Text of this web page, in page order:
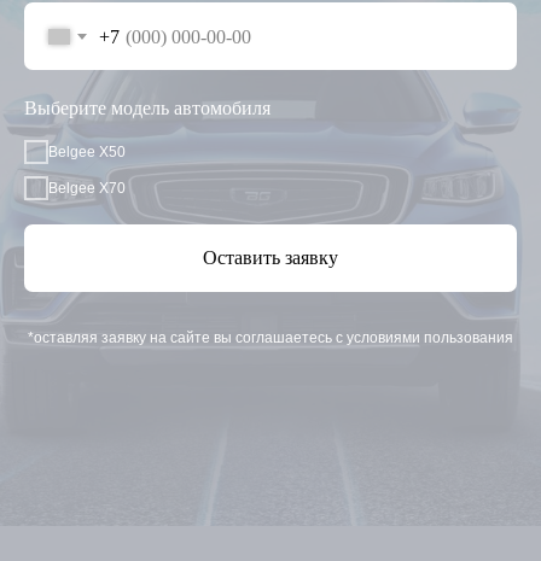
+7
Выберите модель автомобиля
Belgee X50
Belgee X70
Оставить заявку
*оставляя заявку на сайте вы соглашаетесь с условиями пользования